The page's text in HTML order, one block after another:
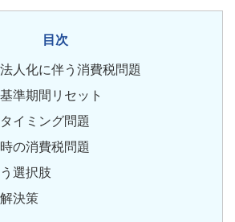
目次
人化に伴う消費税問題
準期間リセット
イミング問題
の消費税問題
選択肢
決策